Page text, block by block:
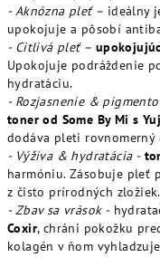
- Aknózna pleť – ideálny
upokojuje a pôsobí
- Citlivá pleť –
Upokojuje podráždenie
hydratáciu.
- Rozjasnenie &
toner od Some By Mi s
dodáva pleti rovnomerný
- Výživa & hydratácia -
harmóniu. Zásobuje pleť
z čisto prírodných zložiek.
- Zbav sa vrások -
Coxir, chráni pokožku
kolagén v ňom